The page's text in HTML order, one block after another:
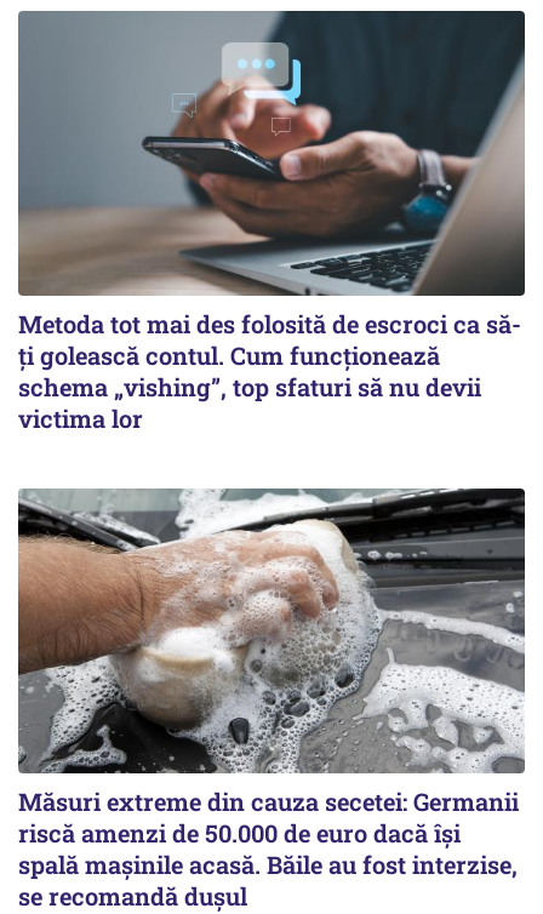
Metoda tot mai des folosită de escroci ca să-
ți golească contul. Cum funcționează
schema „vishing”, top sfaturi să nu devii
victima lor
Măsuri extreme din cauza secetei: Germanii
riscă amenzi de 50.000 de euro dacă își
spală mașinile acasă. Băile au fost interzise,
se recomandă dușul